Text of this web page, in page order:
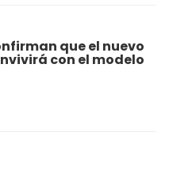
que el nuevo
con el modelo